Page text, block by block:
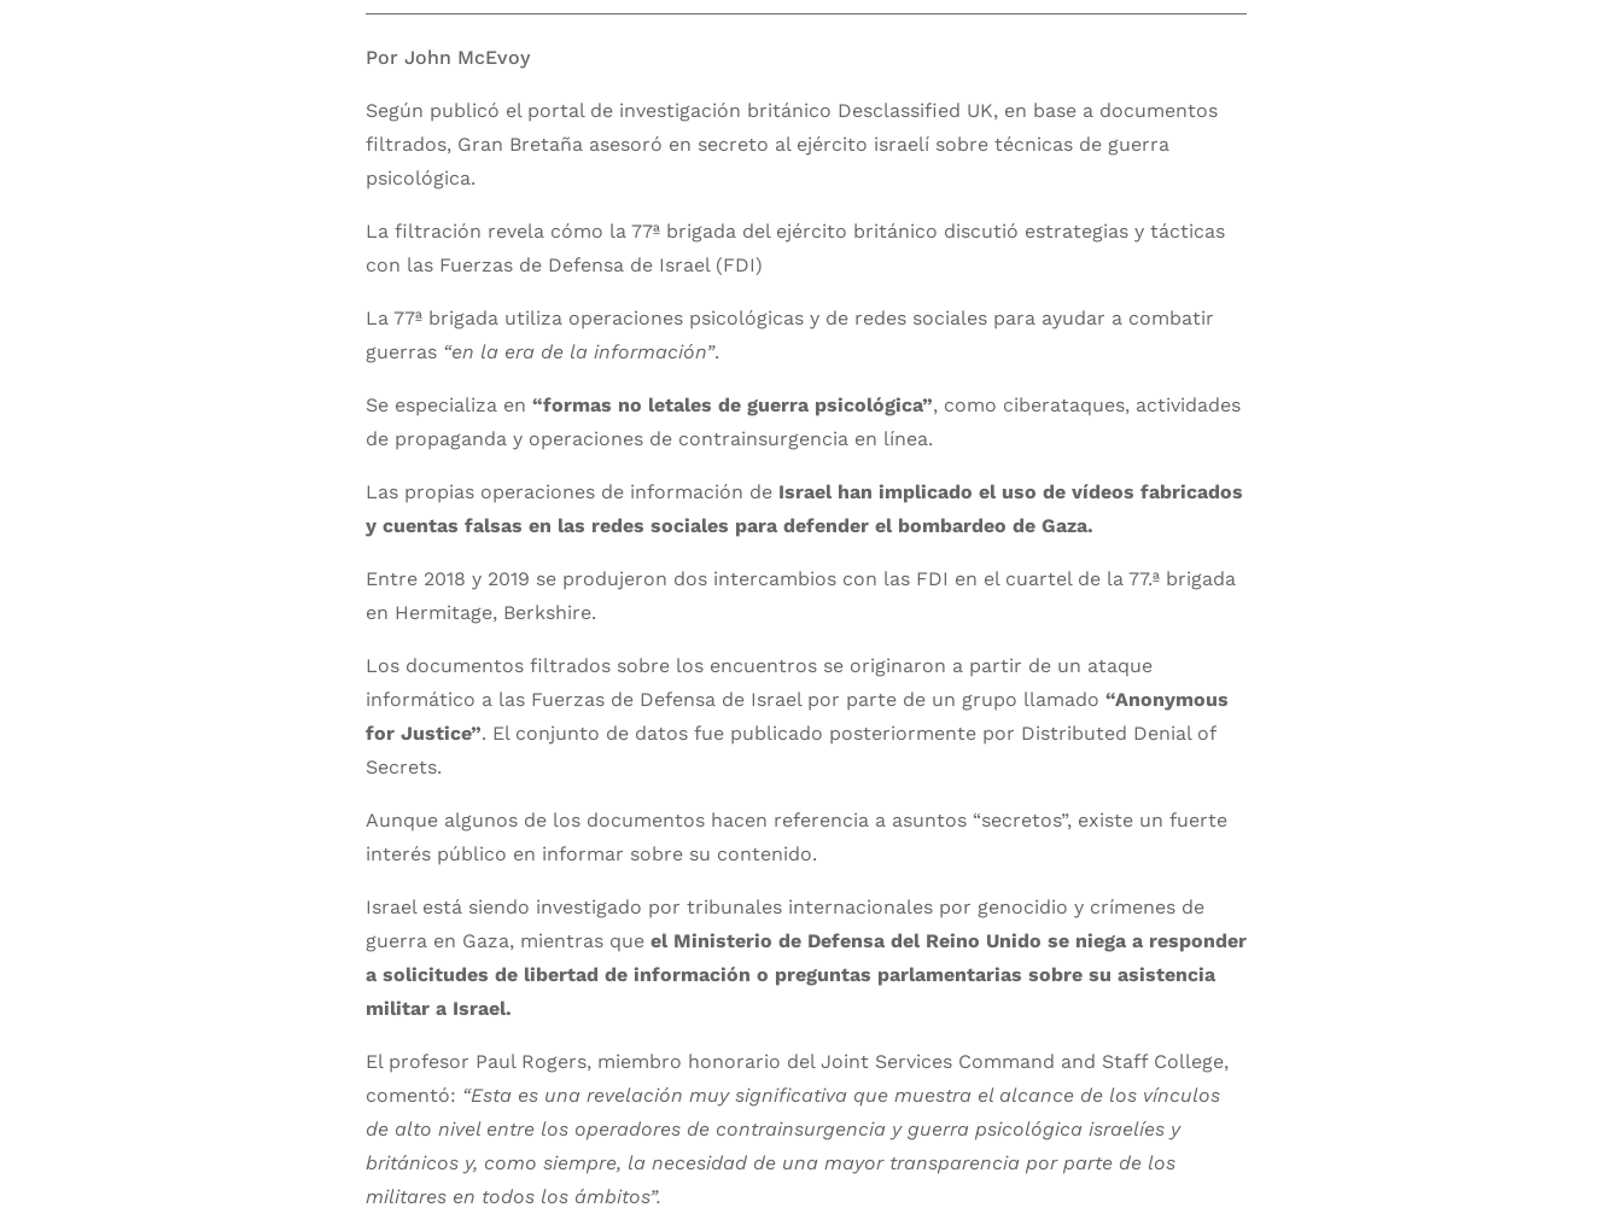
Por John McEvoy
Según publicó el portal de investigación británico Desclassified UK, en base a documentos
filtrados, Gran Bretaña asesoró en secreto al ejército israelí sobre técnicas de guerra
psicológica.
La filtración revela cómo la 77ª brigada del ejército británico discutió estrategias y tácticas
con las Fuerzas de Defensa de Israel (FDI)
La 77ª brigada utiliza operaciones psicológicas y de redes sociales para ayudar a combatir
guerras “en la era de la información”.
Se especializa en “formas no letales de guerra psicológica”, como ciberataques, actividades
de propaganda y operaciones de contrainsurgencia en línea.
Las propias operaciones de información de Israel han implicado el uso de vídeos fabricados
y cuentas falsas en las redes sociales para defender el bombardeo de Gaza.
Entre 2018 y 2019 se produjeron dos intercambios con las FDI en el cuartel de la 77.ª brigada
en Hermitage, Berkshire.
Los documentos filtrados sobre los encuentros se originaron a partir de un ataque
informático a las Fuerzas de Defensa de Israel por parte de un grupo llamado “Anonymous
for Justice”. El conjunto de datos fue publicado posteriormente por Distributed Denial of
Secrets.
Aunque algunos de los documentos hacen referencia a asuntos “secretos”, existe un fuerte
interés público en informar sobre su contenido.
Israel está siendo investigado por tribunales internacionales por genocidio y crímenes de
guerra en Gaza, mientras queel Ministerio de Defensa del Reino Unido se niega a responder
a solicitudes de libertad de información o preguntas parlamentarias sobre su asistencia
militar a Israel.
El profesor Paul Rogers, miembro honorario del Joint Services Command and Staff College,
comentó: “Esta es una revelación muy significativa que muestra el alcance de los vínculos
de alto nivel entre los operadores de contrainsurgencia y guerra psicológica israelíes y
británicos y, como siempre, la necesidad de una mayor transparencia por parte de los
militares en todos los ámbitos”.